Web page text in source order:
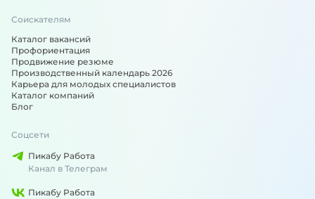
Соискателям
Каталог вакансий
Профориентация
Продвижение резюме
Производственный календарь 2026
Карьера для молодых специалистов
Каталог компаний
Блог
Соцсети
Пикабу Работа
Канал в Телеграм
Пикабу Работа